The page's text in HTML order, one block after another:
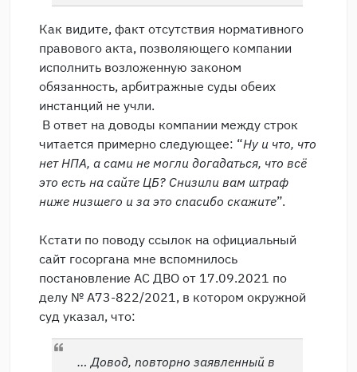
Как видите, факт отсутствия нормативного
правового акта, позволяющего компании
исполнить возложенную законом
обязанность, арбитражные суды обеих
инстанций не учли.
В ответ на доводы компании между строк
читается примерно следующее: “Ну и что, что
нет НПА, а сами не могли догадаться, что всё
это есть на сайте ЦБ? Снизили вам штраф
ниже низшего и за это спасибо скажите”.
Кстати по поводу ссылок на официальный
сайт госоргана мне вспомнилось
постановление АС ДВО от 17.09.2021 по
делу № А73-822/2021, в котором окружной
суд указал, что:
… Довод, повторно заявленный в